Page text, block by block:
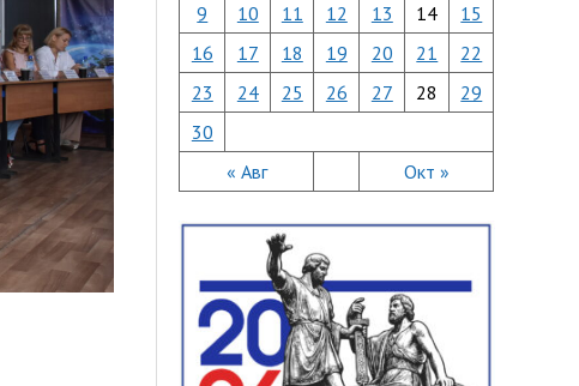
« Авг Окт »
9
10 11 12 13 14
15
16
17 18 19 20 21
22
23
24 25 26 27 28
29
30